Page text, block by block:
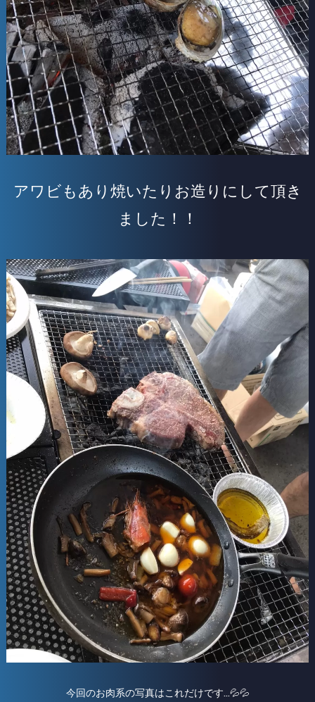
アワビもあり焼いたりお造りにして頂き
ました！！
今回のお肉系の写真はこれだけです…💦💦